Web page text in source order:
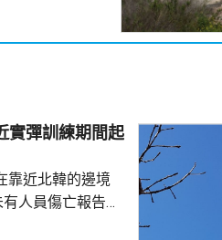
實彈訓練期間起
靠近北韓的邊境
人員傷亡報告。